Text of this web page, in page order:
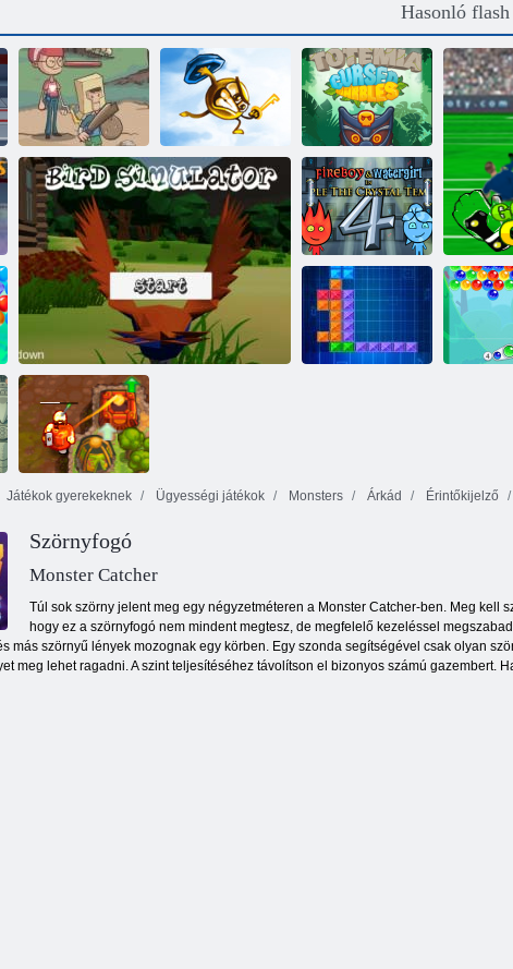
Hasonló
Hátsó udvari
hősök
Kulcs és pajzs
Totemia:
Átkozott
márványok
Madárcsomó
Tűz és Víz 4
Átkozott kincs 2
Játékok gyerekeknek Ügyességi játékok Monsters Árkád Érintőkijelző
Szörnyfogó
Monster Catcher
Túl sok szörny jelent meg egy négyzetméteren a Monster Catcher-ben. Meg
hogy ez a szörnyfogó nem mindent megtesz, de megfelelő kezeléssel
más szörnyű lények mozognak egy körben. Egy szonda segítségével csak olyan
meg lehet ragadni. A szint teljesítéséhez távolítson el bizonyos számú gazembert.